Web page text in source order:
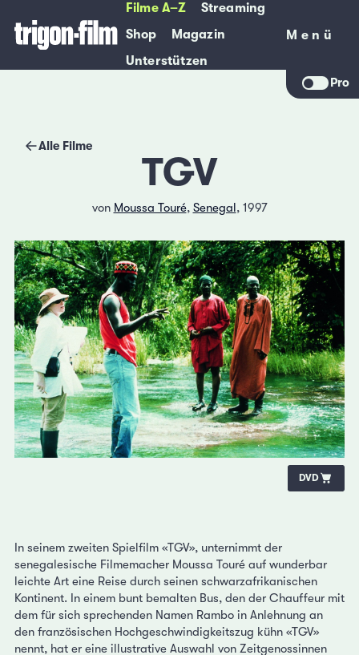
Filme A–Z
Streaming
Shop
Magazin
Unterstützen
Menü
Menü
Pro
Alle Filme
TGV
von Moussa Touré, Senegal, 1997
DVD
In seinem zweiten Spielfilm «TGV», unternimmt der
senegalesische Filmemacher Moussa Touré auf wunderbar
leichte Art eine Reise durch seinen schwarzafrikanischen
Kontinent. In einem bunt bemalten Bus, den der Chauffeur mit
dem für sich sprechenden Namen Rambo in Anlehnung an
den französischen Hochgeschwindigkeitszug kühn «TGV»
nennt, hat er eine illustrative Auswahl von Zeitgenossinnen